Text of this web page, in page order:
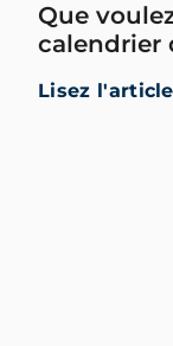
Que
calendrier
Lisez l'article